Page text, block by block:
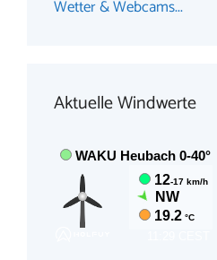
Wetter & Webcams...
Aktuelle Windwerte